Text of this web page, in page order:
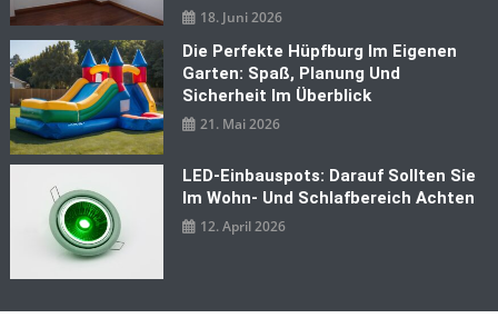
18. Juni 2026
Die Perfekte Hüpfburg Im Eigenen
Garten: Spaß, Planung Und
Sicherheit Im Überblick
21. Mai 2026
LED‑Einbauspots: Darauf Sollten Sie
Im Wohn- Und Schlafbereich Achten
12. April 2026